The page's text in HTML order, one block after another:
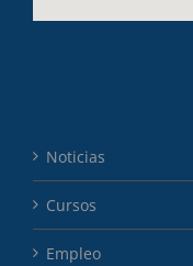
Noticias
Cursos
Empleo